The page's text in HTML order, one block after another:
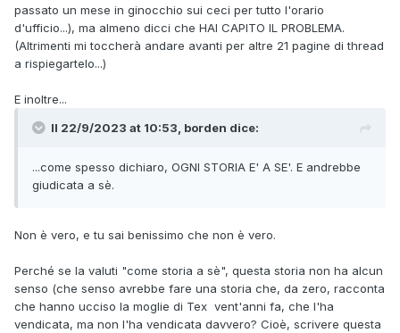
passato un mese in ginocchio sui ceci per tutto l'orario
d'ufficio...), ma almeno dicci che HAI CAPITO IL PROBLEMA.
(Altrimenti mi toccherà andare avanti per altre 21 pagine di thread
a rispiegartelo...)
E inoltre...
Il 22/9/2023 at 10:53, borden dice:
...come spesso dichiaro, OGNI STORIA E' A SE'. E andrebbe
giudicata a sè.
Non è vero, e tu sai benissimo che non è vero.
Perché se la valuti "come storia a sè", questa storia non ha alcun
senso (che senso avrebbe fare una storia che, da zero, racconta
che hanno ucciso la moglie di Tex vent'anni fa, che l'ha
vendicata, ma non l'ha vendicata davvero? Cioè, scrivere questa